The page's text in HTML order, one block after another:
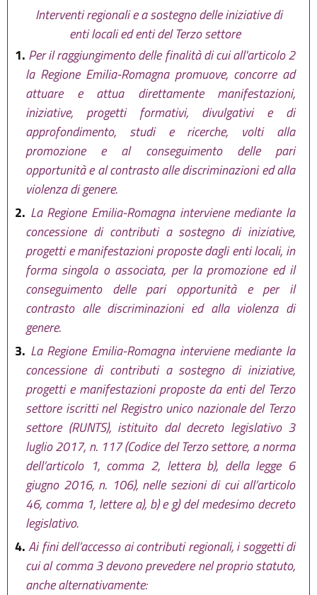
sostituita rubrica e comma 4 e
modificato comma 3 da art. 24L.R.
28 luglio 2026, n. 9)
Interventi regionali e a sostegno delle iniziative di
enti locali ed enti del Terzo settore
1. Per il raggiungimento delle finalità di cui all'articolo 2
la Regione Emilia-Romagna promuove, concorre ad
attuare e attua direttamente manifestazioni,
iniziative, progetti formativi, divulgativi e di
approfondimento, studi e ricerche, volti alla
promozione e al conseguimento delle pari
opportunità e al contrasto alle discriminazioni ed alla
violenza di genere.
2. La Regione Emilia-Romagna interviene mediante la
concessione di contributi a sostegno di iniziative,
progetti e manifestazioni proposte dagli enti locali, in
forma singola o associata, per la promozione ed il
conseguimento delle pari opportunità e per il
contrasto alle discriminazioni ed alla violenza di
genere.
3. La Regione Emilia-Romagna interviene mediante la
concessione di contributi a sostegno di iniziative,
progetti e manifestazioni proposte da enti del Terzo
settore iscritti nel Registro unico nazionale del Terzo
settore (RUNTS), istituito dal decreto legislativo 3
luglio 2017, n. 117 (Codice del Terzo settore, a norma
dell’articolo 1, comma 2, lettera b), della legge 6
giugno 2016, n. 106), nelle sezioni di cui all’articolo
46, comma 1, lettere a), b) e g) del medesimo decreto
legislativo.
4. Ai fini dell’accesso ai contributi regionali, i soggetti di
cui al comma 3 devono prevedere nel proprio statuto,
anche alternativamente: